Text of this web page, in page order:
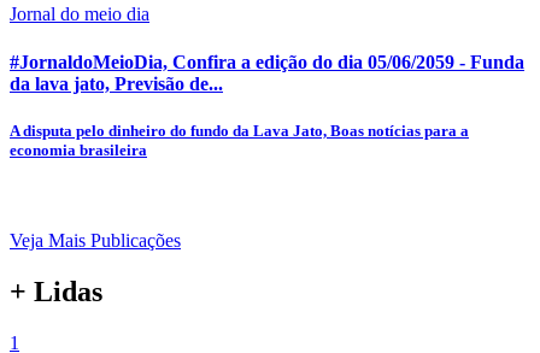
Jornal do meio dia
#JornaldoMeioDia, Confira a edição do dia 05/06/2059 - Funda
da lava jato, Previsão de...
A disputa pelo dinheiro do fundo da Lava Jato, Boas notícias para a
economia brasileira
Veja Mais Publicações
+ Lidas
1